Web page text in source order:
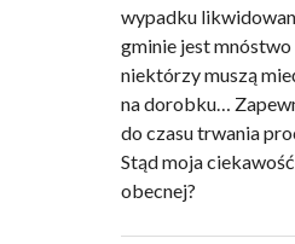
wypadku
gminie jest mnóstwo
niektórzy muszą
na dorobku…
do czasu trwania
Stąd moja
obecnej?